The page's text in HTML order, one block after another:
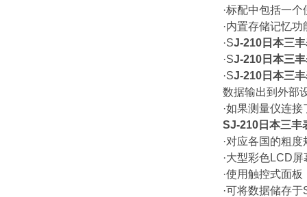
·标配中包括一
·内置存储记忆
·SJ-210日本三
·SJ-210日本三
·SJ-210日本三
数据输出到外部
·如果测量仪连
SJ-210日本三丰
·对应各国的粗
·大型彩色LCD
·使用触控式面
·可将数据储存